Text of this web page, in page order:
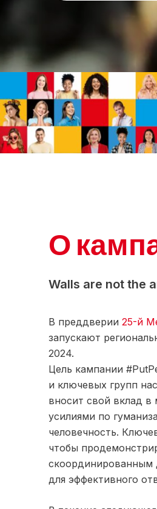
О
Walls are not the
В преддверии 25-й
запускают
2024.
Цель кампании
и ключевых групп
вносит свой вклад
усилиями по
человечность.
чтобы
скоординированным
для эффективного